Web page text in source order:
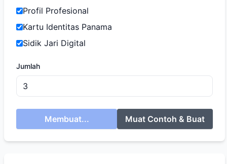
Profil Profesional
Kartu Identitas Panama
Sidik Jari Digital
Jumlah
Membuat... Muat Contoh & Buat